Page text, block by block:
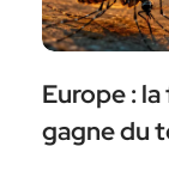
Europe :
gagne du